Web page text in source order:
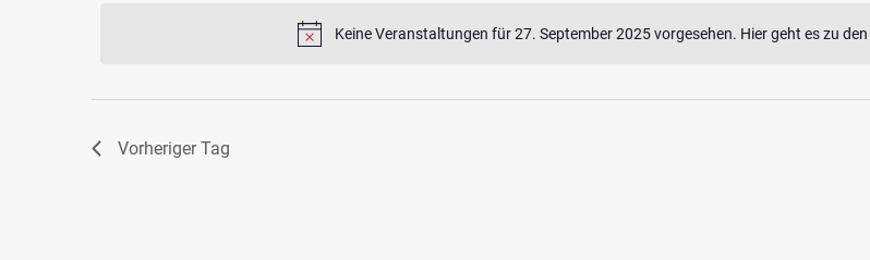
September
2025
Hinweis
Keine Veranstaltungen für 27. September 2025 vorgesehen. Hier geht es zu den
Vorheriger Tag